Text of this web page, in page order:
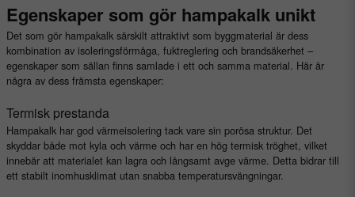
Egenskaper som gör hampakalk unikt
Det som gör hampakalk särskilt attraktivt som byggmaterial är dess
kombination av isoleringsförmåga, fuktreglering och brandsäkerhet –
egenskaper som sällan finns samlade i ett och samma material. Här är
några av dess främsta egenskaper:
Termisk prestanda
Hampakalk har god värmeisolering tack vare sin porösa struktur. Det
skyddar både mot kyla och värme och har en hög termisk tröghet, vilket
innebär att materialet kan lagra och långsamt avge värme. Detta bidrar till
ett stabilt inomhusklimat utan snabba temperatursvängningar.